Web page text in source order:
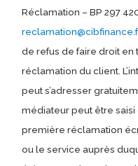
Réclamation – BP 297
de refus de faire droit
réclamation du client.
peut s’adresser
médiateur peut être saisi
première réclamation
ou le service auprès